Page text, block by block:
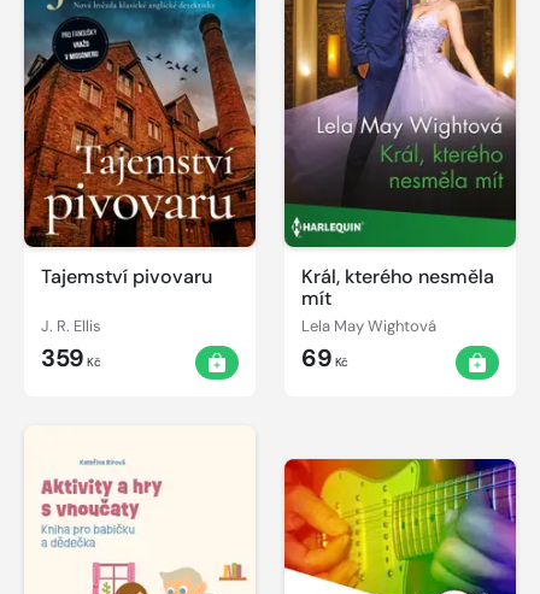
Tajemství pivovaru
J. R. Ellis
359 Kč
Král, kterého nesměla
mít
Lela May Wightová
69 Kč